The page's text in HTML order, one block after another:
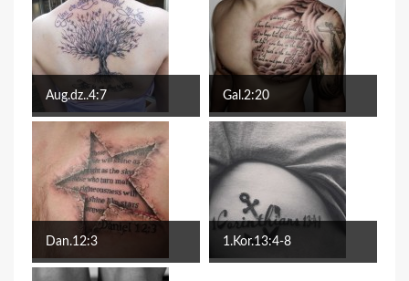
Aug.dz..4:7 Gal.2:20
Dan.12:3 1.Kor.13:4-8